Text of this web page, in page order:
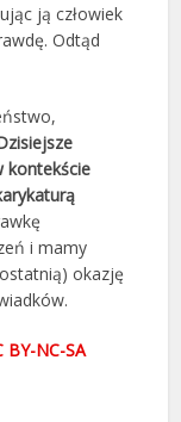
ją człowiek
Odtąd
kontekście
i mamy
okazję
BY-NC-SA